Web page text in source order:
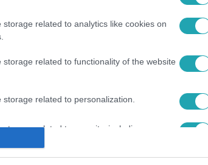
related to analytics like cookies on
related to functionality of the website
related to personalization.
related to security, including
prevention, and other user protection.